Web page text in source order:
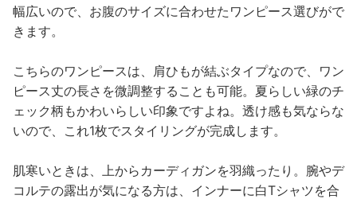
幅広いので、お腹のサイズに合わせたワンピース選びがで
きます。
こちらのワンピースは、肩ひもが結ぶタイプなので、ワン
ピース丈の長さを微調整することも可能。夏らしい緑のチ
ェック柄もかわいらしい印象ですよね。透け感も気ならな
いので、これ1枚でスタイリングが完成します。
肌寒いときは、上からカーディガンを羽織ったり。腕やデ
コルテの露出が気になる方は、インナーに白Tシャツを合